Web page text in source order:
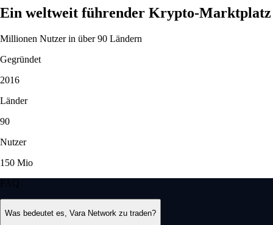
Ein weltweit führender Krypto-Marktplatz
Millionen Nutzer in über 90 Ländern
Gegründet
2016
Länder
90
Nutzer
150 Mio
FAQ
Was bedeutet es, Vara Network zu traden?